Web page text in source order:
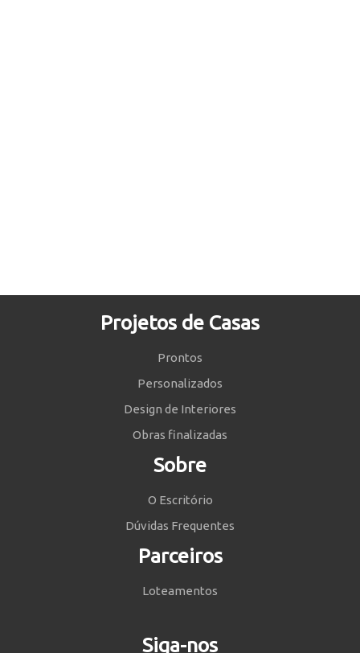
Projetos de Casas
Prontos
Personalizados
Design de Interiores
Obras finalizadas
Sobre
O Escritório
Dúvidas Frequentes
Parceiros
Loteamentos
Siga-nos